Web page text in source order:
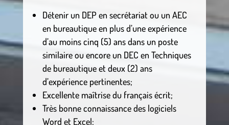
Détenir un DEP en secrétariat ou un AEC
en bureautique en plus d’une expérience
d’au moins cinq (5) ans dans un poste
similaire ou encore un DEC en Techniques
de bureautique et deux (2) ans
d’expérience pertinentes;
Excellente maîtrise du français écrit;
Très bonne connaissance des logiciels
Word et Excel;